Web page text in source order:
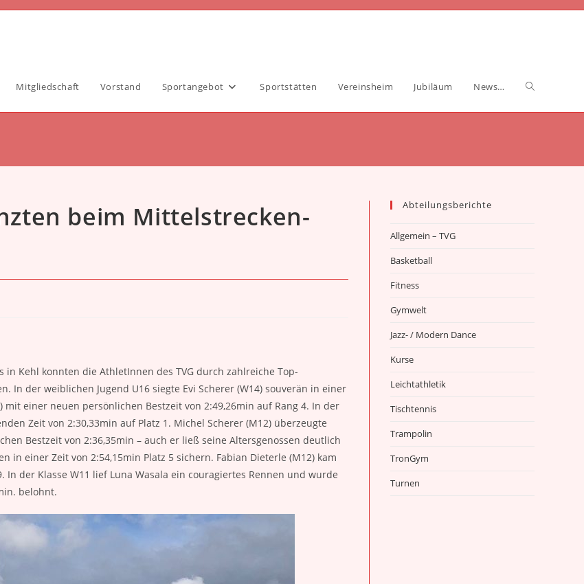
Mitgliedschaft Vorstand Sportangebot Sportstätten Vereinsheim Jubiläum News… Website-
beim Mittelstrecken-
Kehl konnten die AthletInnen des TVG durch zahlreiche Top-
In der weiblichen Jugend U16 siegte Evi Scherer (W14) souverän in einer
einer neuen persönlichen Bestzeit von 2:49,26min auf Rang 4. In der
Zeit von 2:30,33min auf Platz 1. Michel Scherer (M12) überzeugte
Bestzeit von 2:36,35min – auch er ließ seine Altersgenossen deutlich
in einer Zeit von 2:54,15min Platz 5 sichern. Fabian Dieterle (M12) kam
der Klasse W11 lief Luna Wasala ein couragiertes Rennen und wurde
belohnt.
Abteilungsberichte
Allgemein – TVG
Basketball
Fitness
Gymwelt
Jazz- / Modern Dance
Kurse
Leichtathletik
Tischtennis
Trampolin
TronGym
Turnen